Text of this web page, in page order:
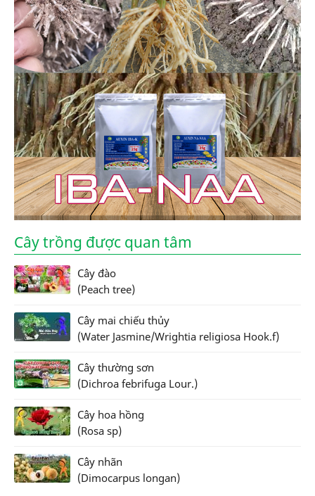
Cây trồng được quan tâm
Cây đào
(Peach tree)
Cây mai chiếu thủy
(Water Jasmine/Wrightia religiosa Hook.f)
Cây thường sơn
(Dichroa febrifuga Lour.)
Cây hoa hồng
(Rosa sp)
Cây nhãn
(Dimocarpus longan)